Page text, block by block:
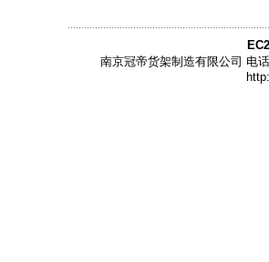
南京冠帝货架制造有限公司 电